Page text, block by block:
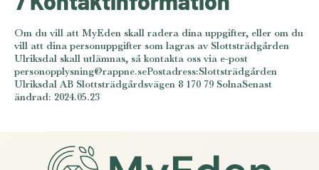
Om du vill att MyEden skall radera dina uppgifter, eller om du
vill att dina personuppgifter som lagras av Slottsträdgården
Ulriksdal skall utlämnas, så kontakta oss via e-post
personopplysning@rappne.sePostadress:Slottsträdgården
Ulriksdal AB Slottsträdgårdsvägen 8 170 79 SolnaSenast
ändrad: 2024.05.23